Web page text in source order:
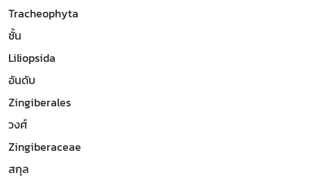
Tracheophyta
ชั้น
Liliopsida
อันดับ
Zingiberales
วงศ์
Zingiberaceae
สกุล